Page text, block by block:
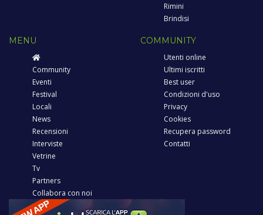
Rimini
Brindisi
MENU
Community
Eventi
Festival
Locali
News
Recensioni
Interviste
Vetrine
Tv
Partners
Collabora con noi
COMMUNITY
Utenti online
Ultimi iscritti
Best user
Condizioni d'uso
Privacy
Cookies
Recupera password
Contatti